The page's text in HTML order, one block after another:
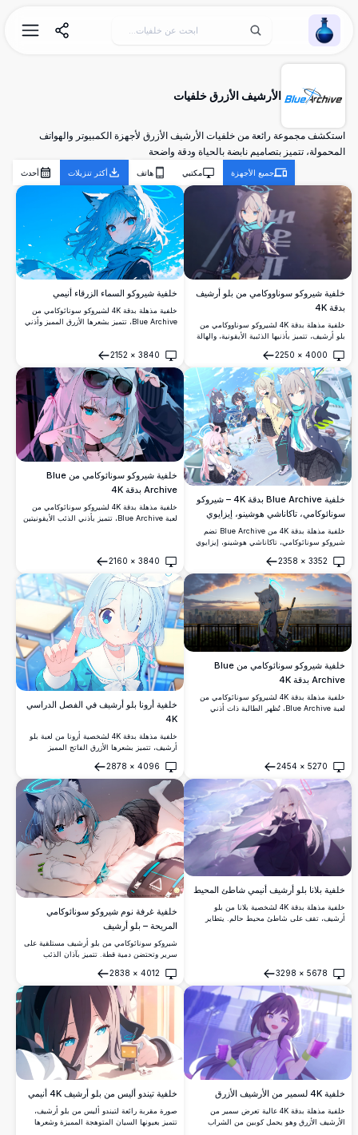
Wallpaper Alchemy
الأرشيف الأزرق خلفيات
استكشف مجموعة رائعة من خلفيات الأرشيف الأزرق لأجهزة الكمبيوتر والهواتف
المحمولة، تتميز بتصاميم نابضة بالحياة ودقة واضحة
جميع الأجهزة مكتبي هاتف أكثر تنزيلات أحدث
خلفية شيروكو سوناووكامي من بلو أرشيف
بدقة 4K
خلفية مذهلة بدقة 4K لشيروكو سوناووكامي من
بلو أرشيف، تتميز بأذنيها الذئبية الأيقونية، والهالة
التكتيكية أمام خلفية ليلية سينمائية. مثالية لعشاق
الأنيمي واللاعبين.
4000
×
2250
فتح
خلفية شيروكو السماء الزرقاء أنيمي
خلفية مذهلة بدقة 4K لشيروكو سونائوكامي من
Blue Archive، تتميز بشعرها الأزرق المميز وأذني
يخلقان تكوينًا ديناميكيًا ورائعًا.
3840
×
2152
فتح
خلفية Blue Archive بدقة 4K – شيروكو
سونائوكامي، تاكاناشي هوشينو، إيزايوي
نونومي، كوروم سيريكا وأوكوسورا آيانخلفية مذهلة بدقة 4K من Blue Archive تضم
شيروكو سونائوكامي، تاكاناشي هوشينو، إيزايوي
ميناء حيوي مع الأسماك وقضبان الصيد وزي
مدرسي نابض بالألوان تحت سماء زرقاء مشرقة.
3352
×
2358
فتح
خلفية شيروكو سونائوكامي من Blue
Archive بدقة 4K
خلفية مذهلة بدقة 4K لشيروكو سونائوكامي من
لعبة Blue Archive، تتميز بأذني الذئب الأيقونيتين
3840
×
2160
فتح
خلفية شيروكو سونائوكامي من Blue
Archive بدقة 4K
خلفية مذهلة بدقة 4K لشيروكو سونائوكامي من
لعبة Blue Archive، تُظهر الطالبة ذات أذني
5270
×
2454
فتح
خلفية أرونا بلو أرشيف في الفصل الدراسي
4K
خلفية مذهلة بدقة 4K لشخصية أرونا من لعبة بلو
أرشيف، تتميز بشعرها الأزرق الفاتح المميز
أنمي عالي الدقة مثالي لخلفيات سطح المكتب.
4096
×
2878
فتح
خلفية بلانا بلو أرشيف أنيمي شاطئ المحيط
خلفية مذهلة بدقة 4K لشخصية بلانا من بلو
أرشيف، تقف على شاطئ محيط حالم. يتطاير
5678
×
3298
فتح
خلفية غرفة نوم شيروكو سونائوكامي
المريحة – بلو أرشيف
شيروكو سونائوكامي من بلو أرشيف مستلقية على
سرير وتحتضن دمية قطة. تتميز بآذان الذئب
أسلوب فن أنمي رباعي الأبعاد مفصّل بشكل رائع.
4012
×
2838
فتح
خلفية 4K لسمير من الأرشيف الأزرق
خلفية مذهلة بدقة 4K عالية تعرض سمير من
الأرشيف الأزرق وهو يحمل كوبين من الشراب
خلفية تيندو أليس من بلو أرشيف 4K أنيمي
صورة مقربة رائعة لتيندو أليس من بلو أرشيف،
تتميز بعيونها السيان المتوهجة المميزة وشعرها